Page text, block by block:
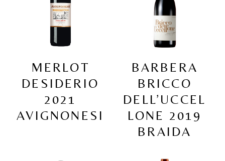
MERLOT
DESIDERIO
2021
AVIGNONESI
BARBERA
BRICCO
DELL’UCCEL
LONE 2019
BRAIDA